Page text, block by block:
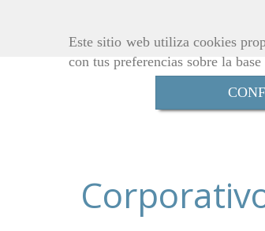
Este sitio web utiliza cookies
con tus preferencias sobre la